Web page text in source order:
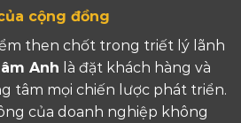
cộng đồng
then chốt trong triết lý lãnh
Anh là đặt khách hàng và
tâm mọi chiến lược phát triển.
của doanh nghiệp không